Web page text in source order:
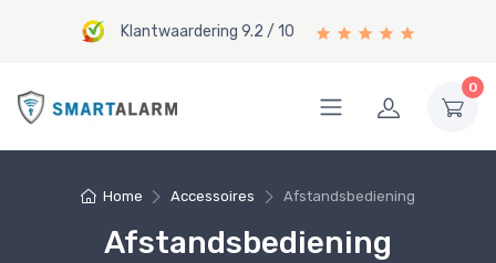
Klantwaardering 9.2 / 10
0
Home Accessoires Afstandsbediening
Afstandsbediening